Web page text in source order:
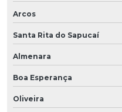
Arcos
Santa Rita do Sapucaí
Almenara
Boa Esperança
Oliveira